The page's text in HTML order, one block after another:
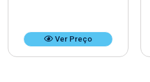
Ver Preço